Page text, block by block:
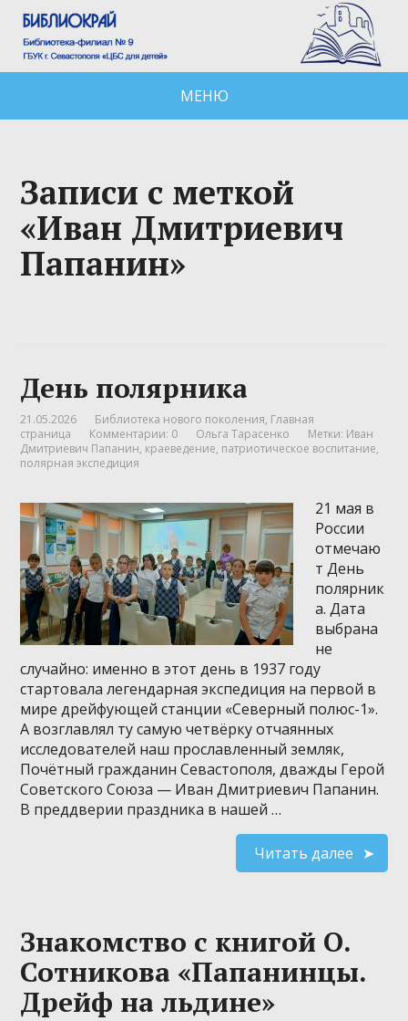
МЕНЮ
Записи с меткой
«Иван Дмитриевич
Папанин»
День полярника
21.05.2026 Библиотека нового поколения, Главная
страница
Комментарии: 0 Ольга Тарасенко Метки: Иван
Дмитриевич Папанин, краеведение, патриотическое воспитание,
полярная экспедиция
21 мая в
России
отмечаю
т День
полярник
а. Дата
выбрана
не
случайно: именно в этот день в 1937 году
стартовала легендарная экспедиция на первой в
мире дрейфующей станции «Северный полюс-1».
А возглавлял ту самую четвёрку отчаянных
исследователей наш прославленный земляк,
Почётный гражданин Севастополя, дважды Герой
Советского Союза — Иван Дмитриевич Папанин.
В преддверии праздника в нашей …
Читать далее
Знакомство с книгой О.
Сотникова «Папанинцы.
Дрейф на льдине»